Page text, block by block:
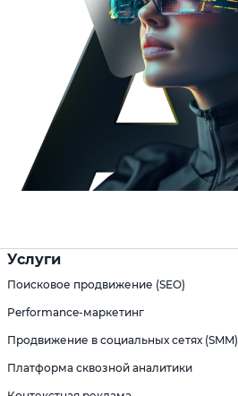
Услуги
Поисковое продвижение (SEO)
Performance-маркетинг
Продвижение в социальных сетях (SMM)
Платформа сквозной аналитики